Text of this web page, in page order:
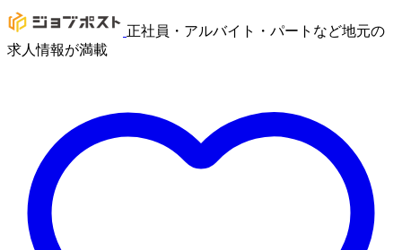
正社員・アルバイト・パートなど地元の
求人情報が満載